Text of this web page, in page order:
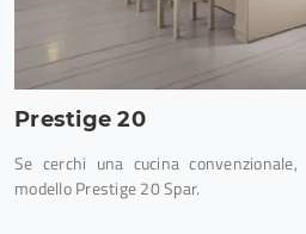
Prestige 20
Se cerchi una cucina
modello Prestige 20 Spar.